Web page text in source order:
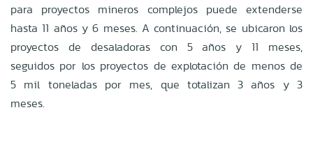
para proyectos mineros complejos puede extenderse
hasta 11 años y 6 meses. A continuación, se ubicaron los
proyectos de desaladoras con 5 años y 11 meses,
seguidos por los proyectos de explotación de menos de
5 mil toneladas por mes, que totalizan 3 años y 3
meses.